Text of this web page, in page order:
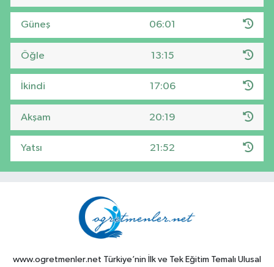
Güneş 06:01
Öğle 13:15
İkindi 17:06
Akşam 20:19
Yatsı 21:52
www.ogretmenler.net Türkiye’nin İlk ve Tek Eğitim Temalı Ulusal